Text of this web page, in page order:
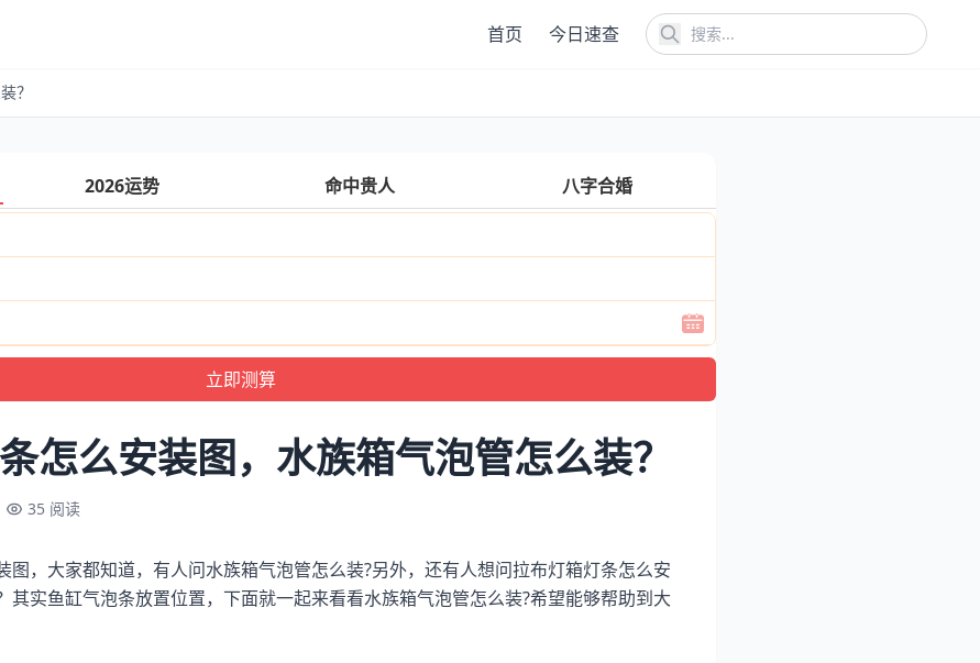
首页 今日速查
？
2026运势 命中贵人 八字合婚
怎么安装图，水族箱气泡管怎么装？
35 阅读
图，大家都知道，有人问水族箱气泡管怎么装?另外，还有人想问拉布灯箱灯条怎么安
其实鱼缸气泡条放置位置，下面就一起来看看水族箱气泡管怎么装?希望能够帮助到大